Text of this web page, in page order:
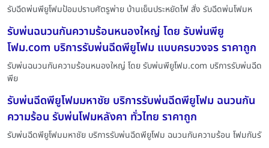
รับฉีดพ่นพียูโฟมป้อมปราบศัตรูพ่าย บ้านเย็นประหยัดไฟ สั่ง รับฉีดพ่นโฟมห
รับพ่นฉนวนกันความร้อนหนองใหญ่ โดย รับพ่นพียู
โฟม.com บริการรับพ่นฉีดพียูโฟม แบบครบวงจร ราคาถูก
รับพ่นฉนวนกันความร้อนหนองใหญ่ โดย รับพ่นพียูโฟม.com บริการรับพ่นฉีด
พีย
รับพ่นฉีดพียูโฟมมหาชัย บริการรับพ่นฉีดพียูโฟม ฉนวนกัน
ความร้อน รับพ่นโฟมหลังคา ทั่วไทย ราคาถูก
รับพ่นฉีดพียูโฟมมหาชัย บริการรับพ่นฉีดพียูโฟม ฉนวนกันความร้อน โฟมกันรั